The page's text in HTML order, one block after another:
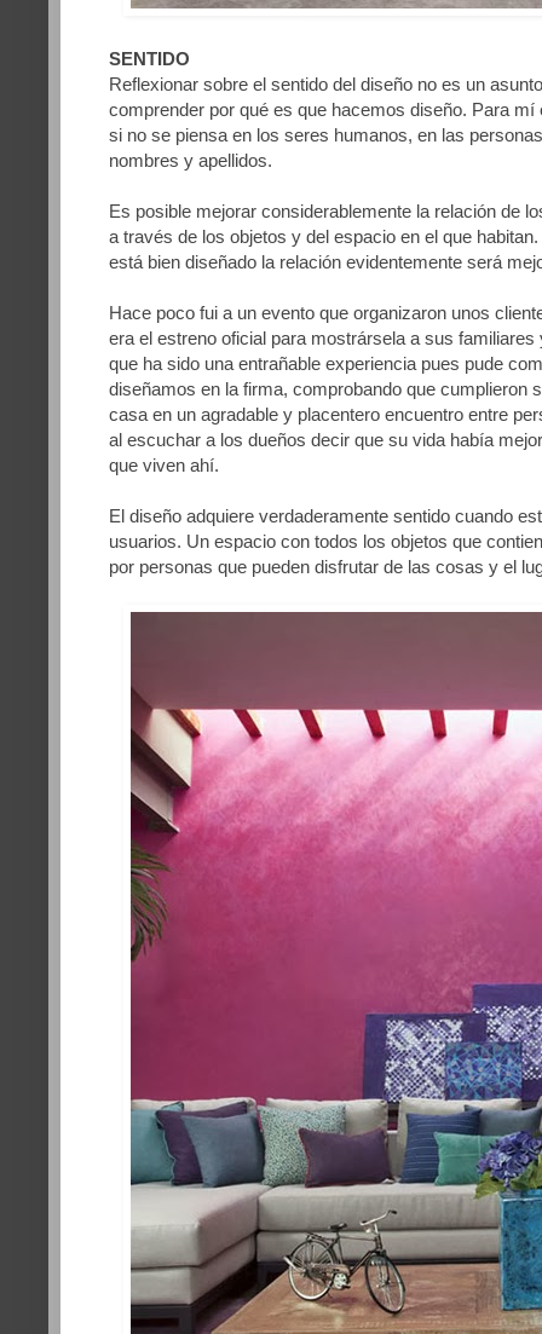
SENTIDO
Reflexionar sobre el sentido del diseño no es un
comprender por qué es que hacemos diseño. Para
si no se piensa en los seres humanos, en las
nombres y apellidos.
Es posible mejorar considerablemente la relación de
a través de los objetos y del espacio en el que
está bien diseñado la relación evidentemente será
Hace poco fui a un evento que organizaron unos
era el estreno oficial para mostrársela a sus
que ha sido una entrañable experiencia pues pude
diseñamos en la firma, comprobando que cumplieron
casa en un agradable y placentero encuentro entre
al escuchar a los dueños decir que su vida había
que viven ahí.
El diseño adquiere verdaderamente sentido cuando
usuarios. Un espacio con todos los objetos que
por personas que pueden disfrutar de las cosas y el